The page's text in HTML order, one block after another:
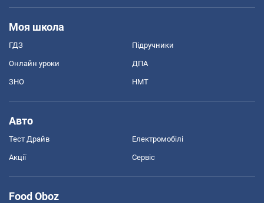
Моя школа
ГДЗ Підручники
Онлайн уроки ДПА
ЗНО НМТ
Авто
Тест Драйв Електромобілі
Акції Сервіс
Food Oboz